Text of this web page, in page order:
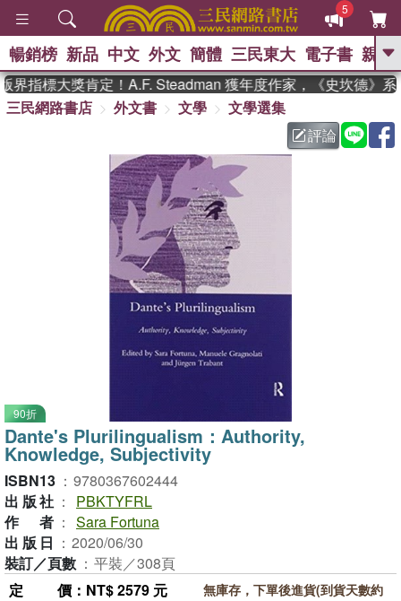
5
GO
熱搜： 東野圭吾 、
父親節 、 如果歷
暑期推薦 、 國際布克
獎 臺灣漫遊錄
登輝時代
、
偉大的迷走神經
暢銷榜 新品 中文 外文 簡體 三民東大 電子書 親子
指標大獎肯定！A.F. Steadman 獲年度作家，《史坎德》系
三民網路書店
外文書 文學
文學選集
評論
90折
Dante's Plurilingualism：Authority,
Knowledge, Subjectivity
ISBN13 ： 9780367602444
出版社 ：
PBKTYFRL
作者 ： Sara Fortuna
出版日 ： 2020/06/30
裝訂／頁數 ： 平裝／308頁
定價 ：NT$ 2579 元
無庫存，下單後進貨(到貨天數約